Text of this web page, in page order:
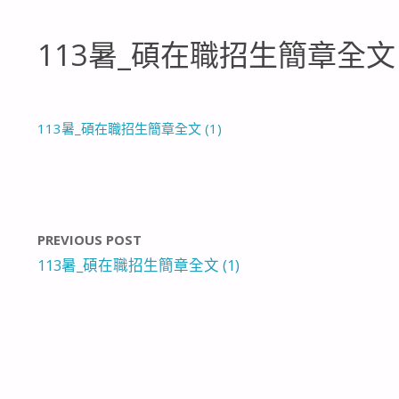
113暑_碩在職招生簡章全
113暑_碩在職招生簡章全文 (1)
PREVIOUS POST
113暑_碩在職招生簡章全文 (1)